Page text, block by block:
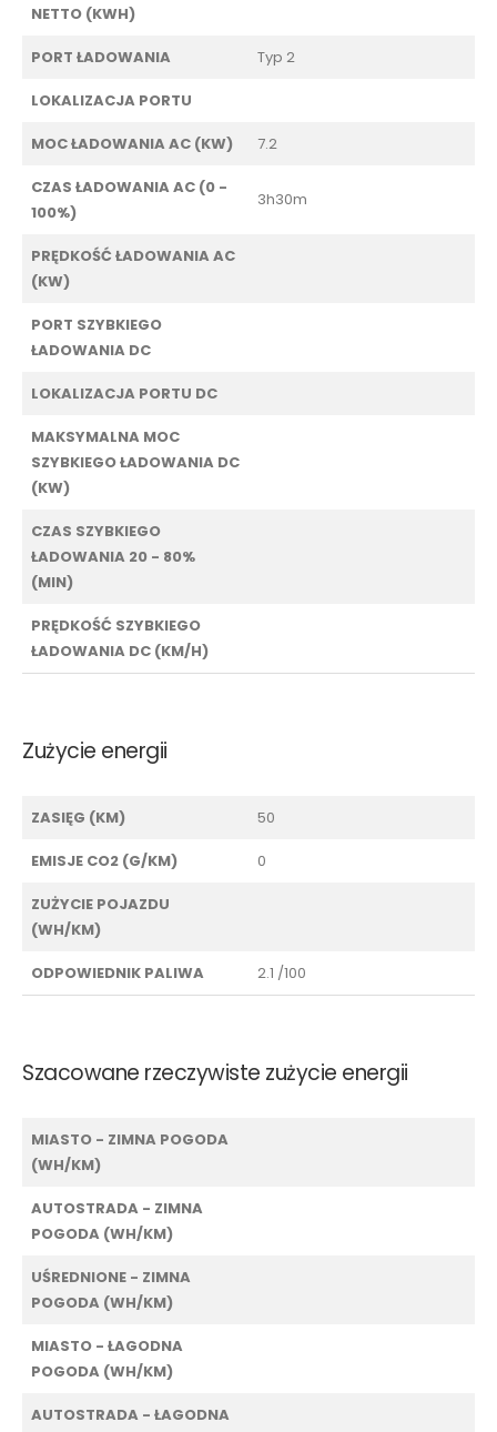
NETTO (KWH)
PORT ŁADOWANIA Typ 2
LOKALIZACJA PORTU
MOC ŁADOWANIA AC (KW) 7.2
CZAS ŁADOWANIA AC (0 -
100%)
3h30m
PRĘDKOŚĆ ŁADOWANIA AC
(KW)
PORT SZYBKIEGO
ŁADOWANIA DC
LOKALIZACJA PORTU DC
MAKSYMALNA MOC
SZYBKIEGO ŁADOWANIA DC
(KW)
CZAS SZYBKIEGO
ŁADOWANIA 20 - 80%
(MIN)
PRĘDKOŚĆ SZYBKIEGO
ŁADOWANIA DC (KM/H)
Zużycie energii
ZASIĘG (KM) 50
EMISJE CO2 (G/KM) 0
ZUŻYCIE POJAZDU
(WH/KM)
ODPOWIEDNIK PALIWA 2.1 /100
Szacowane rzeczywiste zużycie energii
MIASTO - ZIMNA POGODA
(WH/KM)
AUTOSTRADA - ZIMNA
POGODA (WH/KM)
UŚREDNIONE - ZIMNA
POGODA (WH/KM)
MIASTO - ŁAGODNA
POGODA (WH/KM)
AUTOSTRADA - ŁAGODNA